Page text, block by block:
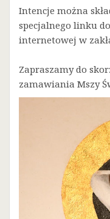
Intencje można
specjalnego linku
internetowej w
Zapraszamy do
zamawiania Mszy